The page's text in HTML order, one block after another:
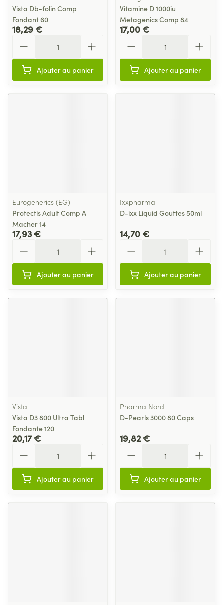
Vista Db-folin Comp
Fondant 60
18,29 €
Ajouter au panier
Vitamine D 1000iu
Metagenics Comp 84
17,00 €
Ajouter au panier
Eurogenerics (EG)
Protectis Adult Comp A
Macher 14
17,93 €
Ajouter au panier
Ixxpharma
D-ixx Liquid Gouttes 50ml
14,70 €
Ajouter au panier
Vista
Vista D3 800 Ultra Tabl
Fondante 120
20,17 €
Ajouter au panier
Pharma Nord
D-Pearls 3000 80 Caps
19,82 €
Ajouter au panier